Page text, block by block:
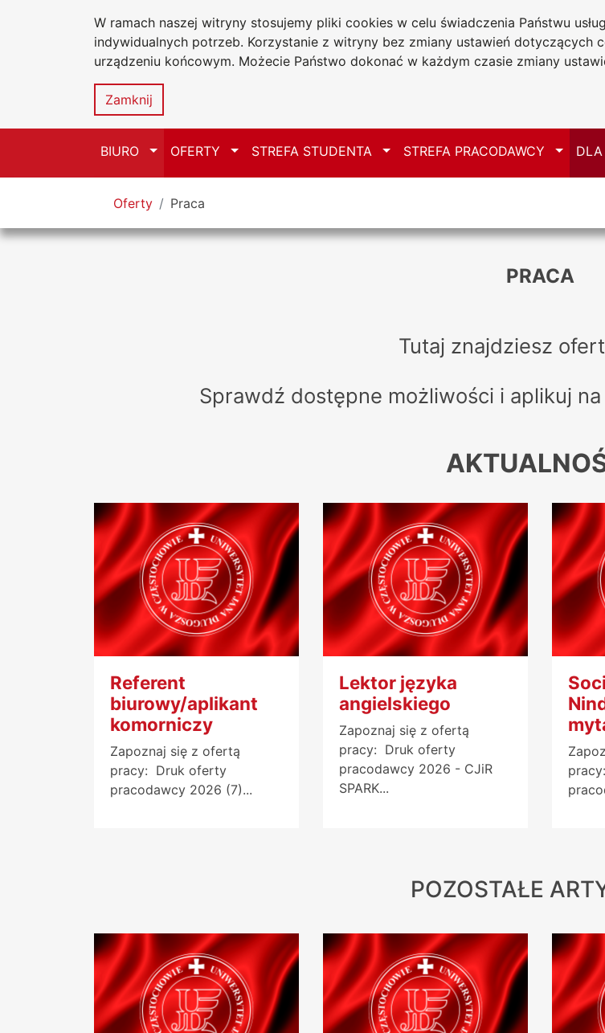
W ramach naszej witryny stosujemy pliki cookies w celu świadczenia Państwu
indywidualnych potrzeb. Korzystanie z witryny bez zmiany ustawień dotyczących
urządzeniu końcowym. Możecie Państwo dokonać w każdym czasie zmiany
Zamknij
Przejdź do głównego menu
Przejdź do treści
Przejdź do wyszukiwarki
Przejdź do mapy serwisuUniwersytet
Jana Długosza w Częstochowie
Biuro Karier
BIURO Przełącz
OFERTY Przełącz
STREFA STUDENTA Przełącz
STREFA PRACODAWCY Przełącz
DLA
Tutaj jesteś
Oferty Praca
PRACA
Tutaj znajdziesz
Sprawdź dostępne możliwości i aplikuj
Referent
biurowy/aplikant
komorniczy
Zapoznaj się z ofertą
pracy: Druk oferty
pracodawcy 2026 (7)...
Lektor języka
angielskiego
Zapoznaj się z ofertą
pracy: Druk oferty
pracodawcy 2026 - CJiR
SPARK...
POZOSTAŁE